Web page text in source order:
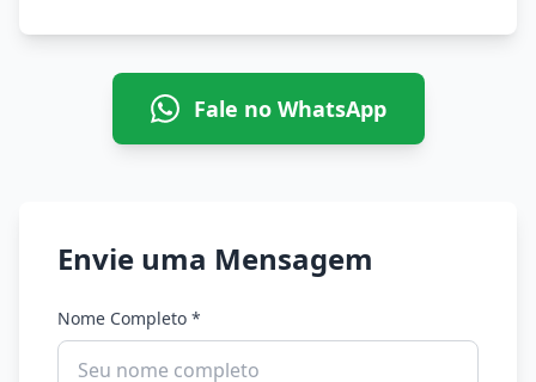
Fale no WhatsApp
Envie uma Mensagem
Nome Completo *